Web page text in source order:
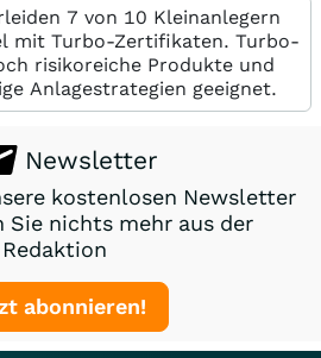
7 von 10 Kleinanlegern
mit Turbo-Zertifikaten. Turbo-
risikoreiche Produkte und
Anlagestrategien geeignet.
Newsletter
kostenlosen Newsletter
Sie nichts mehr aus der
Redaktion
abonnieren!